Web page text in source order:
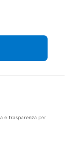
e trasparenza per